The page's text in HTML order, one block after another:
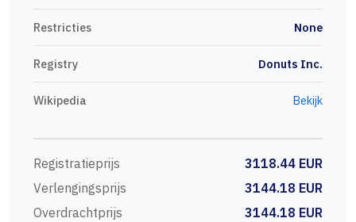
Restricties None
Registry Donuts Inc.
Wikipedia Bekijk
Registratieprijs
3118.44 EUR
Verlengingsprijs
3144.18 EUR
Overdrachtprijs
3144.18 EUR